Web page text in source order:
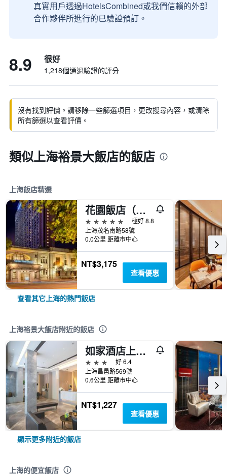
真實用戶透過HotelsCombined或我們信賴的外部
合作夥伴所進行的已驗證預訂。
8.9 很好
1,218個通過驗證的評分
沒有找到評價。請移除一些篩選項目，更改搜尋內容，或清除
所有篩選以查看評價。
類似上海裕景大飯店的飯店
上海飯店精選
花園飯店（上海）
5星級
極好 8.8
上海茂名南路58號
0.0公里 距離市中心
NT$3,175
查看優惠
查看其它上海的熱門飯店
上海裕景大飯店附近的飯店
如家酒店上海陸家嘴東方明珠浦東大道地鐵站店
3星級
好 6.4
上海昌邑路569號
0.6公里 距離市中心
NT$1,227
查看優惠
顯示更多附近的飯店
上海的便宜飯店